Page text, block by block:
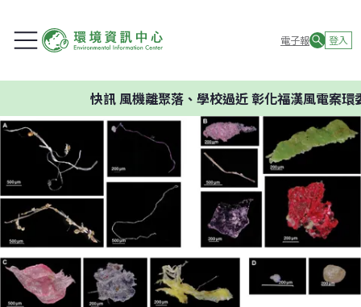
電子報 登入
快訊風機離聚落、學校過近 彰化福漢風電案環委